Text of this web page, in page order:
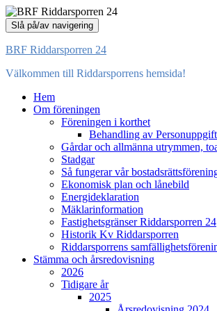
Slå på/av navigering
BRF Riddarsporren 24
Välkommen till Riddarsporrens hemsida!
Hem
Om föreningen
Föreningen i korthet
Behandling av
Gårdar och allmänna utrymmen,
Stadgar
Så fungerar vår
Ekonomisk plan och lånebild
Energideklaration
Mäklarinformation
Fastighetsgränser Riddarsporren 24
Historik Kv Riddarsporren
Riddarsporrens
Stämma och årsredovisning
2026
Tidigare år
2025